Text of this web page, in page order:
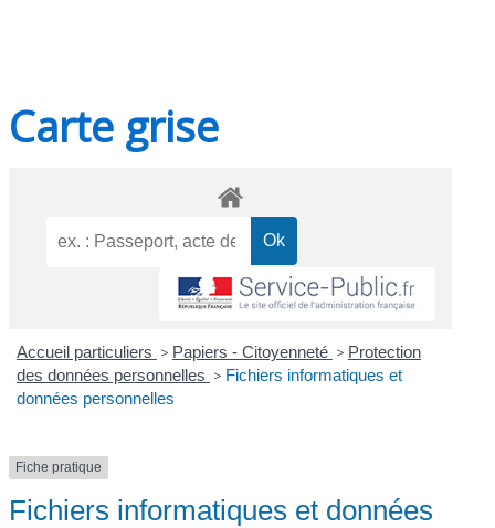
Carte grise
Accueil particuliers > Papiers - Citoyenneté > Protection
des données personnelles > Fichiers informatiques et
données personnelles
Fiche pratique
Fichiers informatiques et données